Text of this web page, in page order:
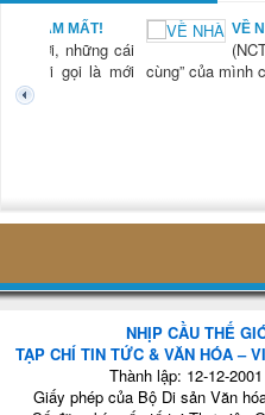
VỀ NHÀ
(NCTG) “Vậy là “đấu tranh
mình chẳng có tác dụng gì”.
NHỊP CẦU THẾ
TẠP CHÍ TIN TỨC & VĂN HÓA –
Thành lập: 12-12-
Giấy phép của Bộ Di sản Văn